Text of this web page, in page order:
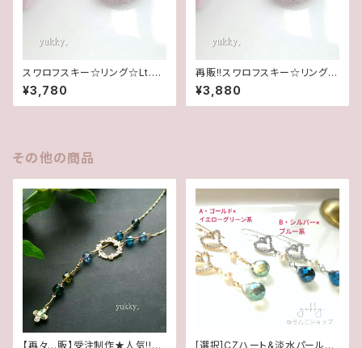
スワロフスキー☆リング☆Lt.ア
メジスト(5.5号)
¥3,780
再販!!スワロフスキー☆リング☆
Lt.アメジスト(11.5号)
¥3,880
その他の商品
【再々…販】受注制作★人気!!チ
[選択]CZハート&淡水パール✽